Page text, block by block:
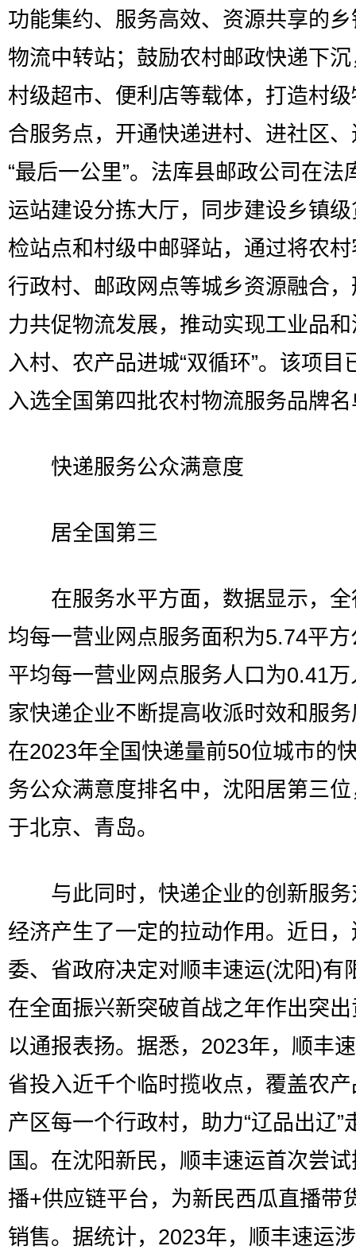
功能集约、服务高效、资源共享的
物流中转站；鼓励农村邮政快递下
村级超市、便利店等载体，打造村
合服务点，开通快递进村、进社区
“最后一公里”。法库县邮政公司在法
运站建设分拣大厅，同步建设乡镇
检站点和村级中邮驿站，通过将农
行政村、邮政网点等城乡资源融合
力共促物流发展，推动实现工业品
入村、农产品进城“双循环”。该项目
入选全国第四批农村物流服务品牌
快递服务公众满意度
居全国第三
在服务水平方面，数据显示，全
均每一营业网点服务面积为5.74平
平均每一营业网点服务人口为0.41
家快递企业不断提高收派时效和服
在2023年全国快递量前50位城市的
务公众满意度排名中，沈阳居第三
于北京、青岛。
与此同时，快递企业的创新服务
经济产生了一定的拉动作用。近日
委、省政府决定对顺丰速运(沈阳)有
在全面振兴新突破首战之年作出突
以通报表扬。据悉，2023年，顺丰
省投入近千个临时揽收点，覆盖农
产区每一个行政村，助力“辽品出辽”
国。在沈阳新民，顺丰速运首次尝
播+供应链平台，为新民西瓜直播带
销售。据统计，2023年，顺丰速运